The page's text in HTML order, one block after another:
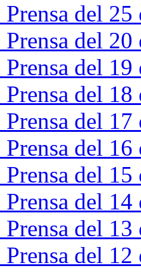
del
Prensa del
Prensa del
Prensa del
Prensa del
Prensa del
Prensa del
Prensa del
Prensa del
Prensa del